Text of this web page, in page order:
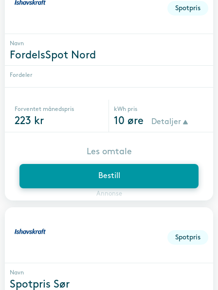
Spotpris
Navn
FordelsSpot Nord
Fordeler
Forventet månedspris
223 kr
kWh pris
10 øre Detaljer
Bestill
Annonse
Les omtale
Spotpris
Navn
Spotpris Sør